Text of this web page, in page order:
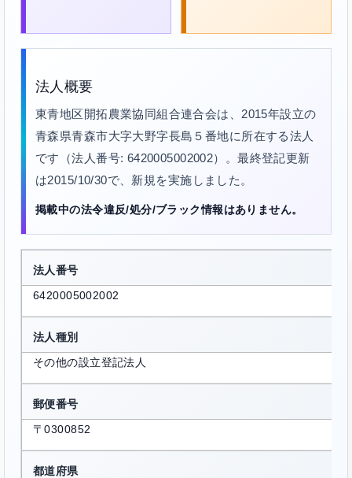
法人概要
東青地区開拓農業協同組合連合会は、2015年設立の
青森県青森市大字大野字長島５番地に所在する法人
です（法人番号: 6420005002002）。最終登記更新
は2015/10/30で、新規を実施しました。
掲載中の法令違反/処分/ブラック情報はありません。
法人番号
6420005002002
法人種別
その他の設立登記法人
郵便番号
〒0300852
都道府県